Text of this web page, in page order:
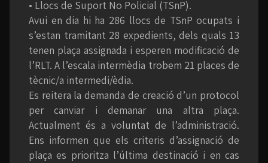
• Llocs de Suport No Policial (TSnP).
Avui en dia hi ha 286 llocs de TSnP ocupats i
s’estan tramitant 28 expedients, dels quals 13
tenen plaça assignada i esperen modificació de
l’RLT. A l’escala intermèdia trobem 21 places de
tècnic/a intermedi/èdia.
Es reitera la demanda de creació d’un protocol
per canviar i demanar una altra plaça.
Actualment és a voluntat de l’administració.
Ens informen que els criteris d’assignació de
plaça es prioritza l’última destinació i en cas